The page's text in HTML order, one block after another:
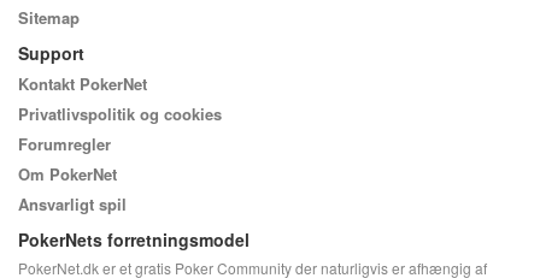
Sitemap
Support
Kontakt PokerNet
Privatlivspolitik og cookies
Forumregler
Om PokerNet
Ansvarligt spil
PokerNets forretningsmodel
PokerNet.dk er et gratis Poker Community der naturligvis er afhængig af